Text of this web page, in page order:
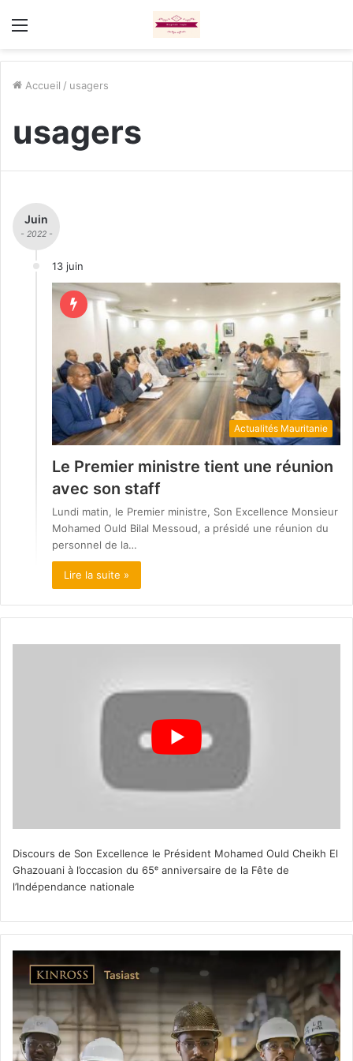
Menu
Accueil / usagers
usagers
Juin
- 2022 -
13 juin
Actualités Mauritanie
Le Premier ministre tient une réunion
avec son staff
Lundi matin, le Premier ministre, Son Excellence Monsieur
Mohamed Ould Bilal Messoud, a présidé une réunion du
personnel de la…
Lire la suite »
Discours de Son Excellence le Président Mohamed Ould Cheikh El
Ghazouani à l’occasion du 65ᵉ anniversaire de la Fête de
l’Indépendance nationale